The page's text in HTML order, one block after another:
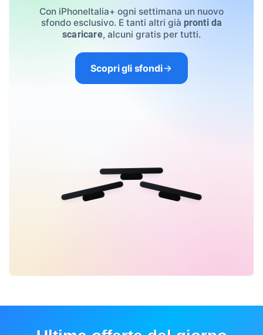
Con iPhoneItalia+ ogni settimana un nuovo
sfondo esclusivo. E tanti altri già pronti da
scaricare, alcuni gratis per tutti.
Scopri gli sfondi